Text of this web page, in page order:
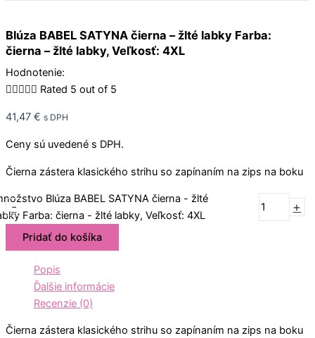
Blúza BABEL SATYNA čierna – žlté labky Farba:
čierna – žlté labky, Veľkosť: 4XL
Hodnotenie:
 Rated 5 out of 5
41,47 € s DPH
Ceny sú uvedené s DPH.
Čierna zástera klasického strihu so zapínaním na zips na boku
-
Blúza BABEL SATYNA čierna - žlté
Farba: čierna - žlté labky, Veľkosť: 4XL
+
Pridať do košíka
Popis
Ďalšie informácie
Recenzie (0)
Čierna zástera klasického strihu so zapínaním na zips na boku